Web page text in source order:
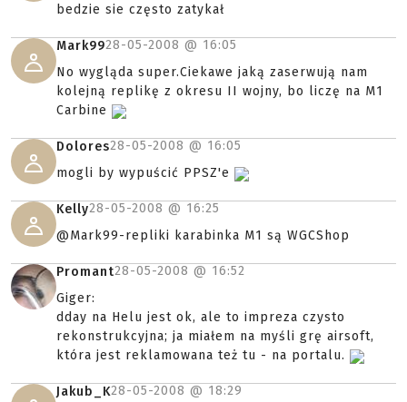
bedzie sie często zatykał
Mark9928-05-2008 @ 16:05
No wygląda super.Ciekawe jaką zaserwują nam
kolejną replikę z okresu II wojny, bo liczę na M1
Carbine
Dolores28-05-2008 @ 16:05
mogli by wypuścić PPSZ'e
Kelly28-05-2008 @ 16:25
@Mark99-repliki karabinka M1 są WGCShop
Promant28-05-2008 @ 16:52
Giger:
dday na Helu jest ok, ale to impreza czysto
rekonstrukcyjna; ja miałem na myśli grę airsoft,
która jest reklamowana też tu - na portalu.
Jakub_K28-05-2008 @ 18:29